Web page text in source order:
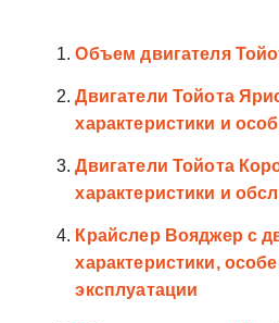
Объем двигателя
Двигатели Тойота
характеристики и
Двигатели Тойота
характеристики и
Крайслер Вояджер с
характеристики,
эксплуатации